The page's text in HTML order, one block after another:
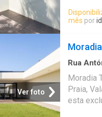
piso
estar e
coberta
mês por
Ver foto
Rua
Moradia
Praia,
esta